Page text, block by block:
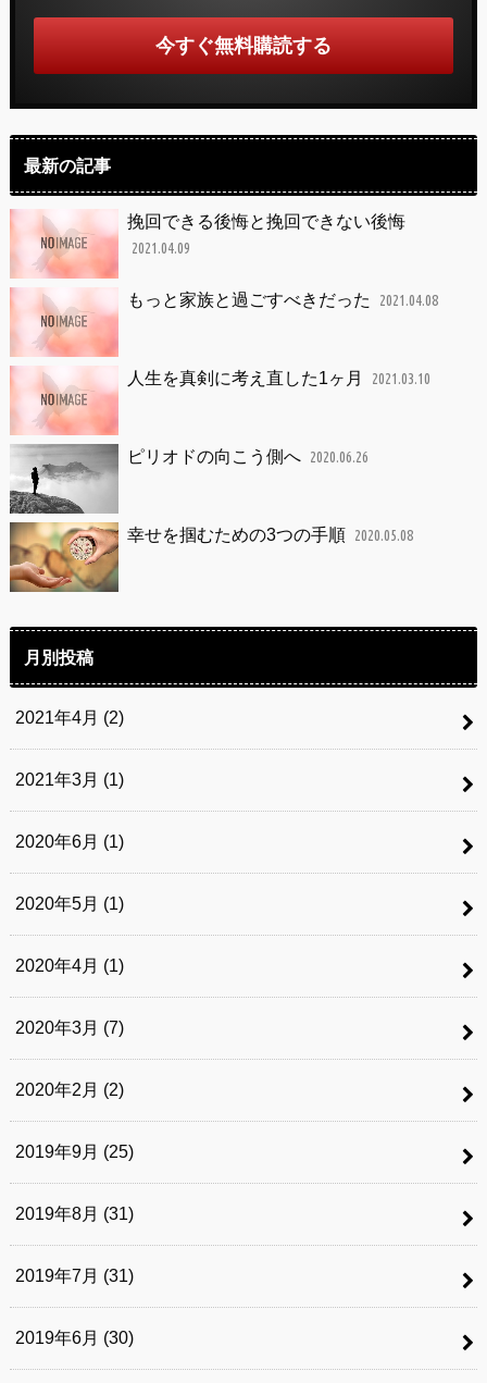
最新の記事
挽回できる後悔と挽回できない後悔
2021.04.09
もっと家族と過ごすべきだった 2021.04.08
人生を真剣に考え直した1ヶ月 2021.03.10
ピリオドの向こう側へ 2020.06.26
幸せを掴むための3つの手順 2020.05.08
月別投稿
2021年4月 (2)
2021年3月 (1)
2020年6月 (1)
2020年5月 (1)
2020年4月 (1)
2020年3月 (7)
2020年2月 (2)
2019年9月 (25)
2019年8月 (31)
2019年7月 (31)
2019年6月 (30)